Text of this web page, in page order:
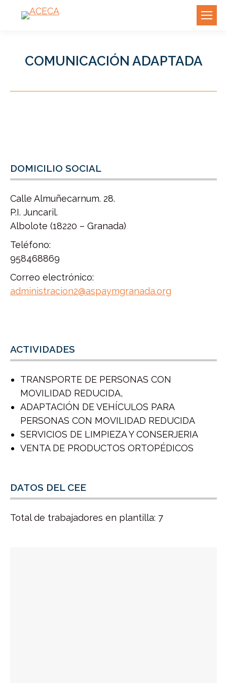
COMUNICACIÓN ADAPTADA
DOMICILIO SOCIAL
Calle Almuñecarnum. 28.
P.I. Juncaril.
Albolote (18220 – Granada)
Teléfono:
958468869
Correo electrónico:
administracion2@aspaymgranada.org
ACTIVIDADES
TRANSPORTE DE PERSONAS CON
MOVILIDAD REDUCIDA,
ADAPTACIÓN DE VEHÍCULOS PARA
PERSONAS CON MOVILIDAD REDUCIDA
SERVICIOS DE LIMPIEZA Y CONSERJERIA
VENTA DE PRODUCTOS ORTOPÉDICOS
DATOS DEL CEE
Total de trabajadores en plantilla: 7